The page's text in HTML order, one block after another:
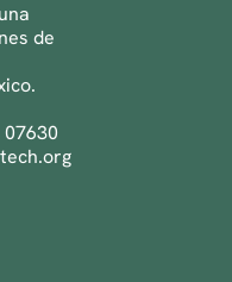
de